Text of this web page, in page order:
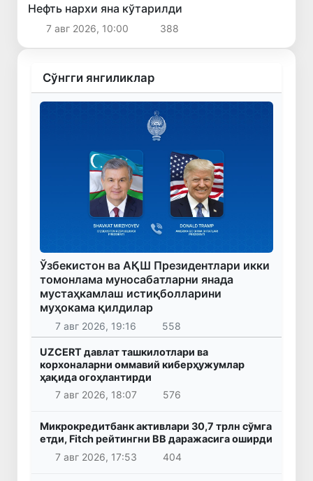
Нефть нархи яна кўтарилди
7 авг 2026, 10:00 388
Сўнгги янгиликлар
Ўзбекистон ва АҚШ Президентлари икки
томонлама муносабатларни янада
мустаҳкамлаш истиқболларини
муҳокама қилдилар
7 авг 2026, 19:16 558
UZCERT давлат ташкилотлари ва
корхоналарни оммавий киберҳужумлар
ҳақида огоҳлантирди
7 авг 2026, 18:07
576
Микрокредитбанк активлари 30,7 трлн сўмга
етди, Fitch рейтингни BB даражасига оширди
7 авг 2026, 17:53
404